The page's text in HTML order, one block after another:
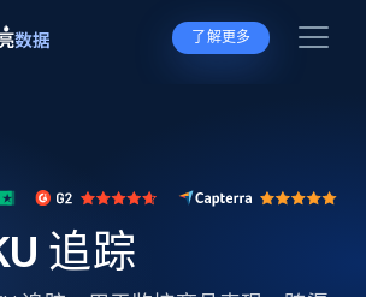
了解更多
追踪